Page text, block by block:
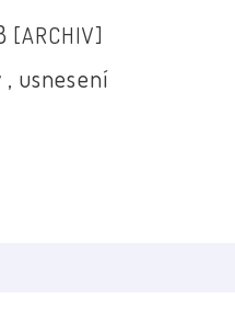
[ARCHIV]
usnesení